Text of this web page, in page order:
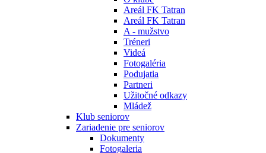
Areál FK Tatran
Areál FK Tatran
A - mužstvo
Tréneri
Videá
Fotogaléria
Podujatia
Partneri
Užitočné odkazy
Mládež
Klub seniorov
Zariadenie pre seniorov
Dokumenty
Fotogaleria